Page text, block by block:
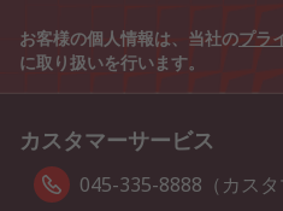
お客様の個人情報は、当社のプラ
に取り扱いを行います。
カスタマーサービス
045-335-8888（カスタ